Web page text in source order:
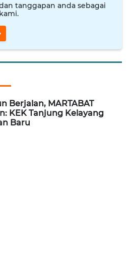
tanggapan anda sebagai
Berjalan, MARTABAT
KEK Tanjung Kelayang
Baru